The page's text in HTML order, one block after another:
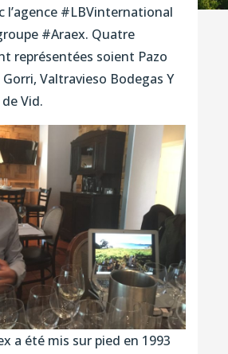
l’agence #LBVinternational
#Araex. Quatre
représentées soient Pazo
Gorri, Valtravieso Bodegas Y
Vid.
a été mis sur pied en 1993